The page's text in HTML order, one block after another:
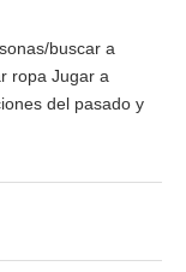
buscar a
ropa Jugar a
del pasado y